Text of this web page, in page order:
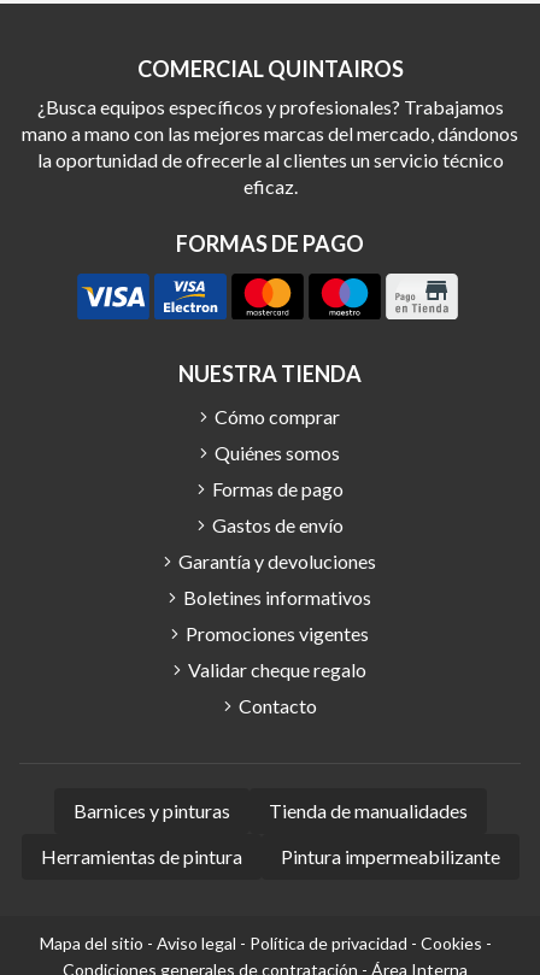
COMERCIAL QUINTAIROS
¿Busca equipos específicos y profesionales? Trabajamos
mano a mano con las mejores marcas del mercado, dándonos
la oportunidad de ofrecerle al clientes un servicio técnico
eficaz.
FORMAS DE PAGO
NUESTRA TIENDA
Cómo comprar
Quiénes somos
Formas de pago
Gastos de envío
Garantía y devoluciones
Boletines informativos
Promociones vigentes
Validar cheque regalo
Contacto
Barnices y pinturas
Tienda de manualidades
Herramientas de pintura
Pintura impermeabilizante
Mapa del sitio - Aviso legal - Política de privacidad - Cookies -
Condiciones generales de contratación - Área Interna